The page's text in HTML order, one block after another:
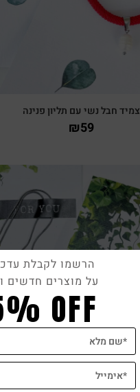
צמיד חבל נשי עם תליון פנינה
₪59
צפייה מהירה
שרשרת לב על גלוית תודה
הרשמו לקבלת
על מוצרים חדשים
OFF